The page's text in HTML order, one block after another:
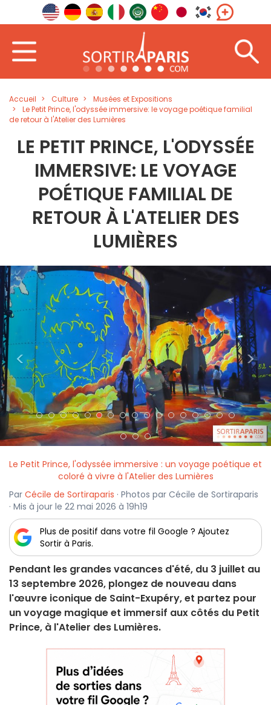
Accueil Culture
Musées et Expositions
Le Petit Prince, l'odyssée immersive: le voyage poétique familial
de retour à l'Atelier des Lumières
LE PETIT PRINCE, L'ODYSSÉE
IMMERSIVE: LE VOYAGE
POÉTIQUE FAMILIAL DE
RETOUR À L'ATELIER DES
LUMIÈRES
< >
Le Petit Prince, l'odyssée immersive : un voyage poétique et
coloré à vivre à l'Atelier des Lumières
Par Cécile de Sortiraparis · Photos par Cécile de Sortiraparis
· Mis à jour le 22 mai 2026 à 19h19
Plus de positif dans votre fil Google ? Ajoutez
Sortir à Paris.
Pendant les grandes vacances d'été, du 3 juillet au
13 septembre 2026, plongez de nouveau dans
l'œuvre iconique de Saint-Exupéry, et partez pour
un voyage magique et immersif aux côtés du Petit
Prince, à l'Atelier des Lumières.